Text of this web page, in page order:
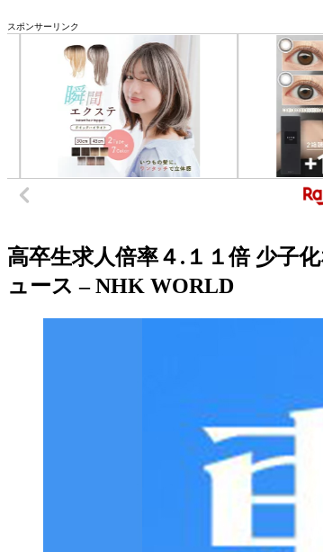
スポンサーリンク
高卒生求人倍率４.１１倍 少子
ュース – NHK WORLD